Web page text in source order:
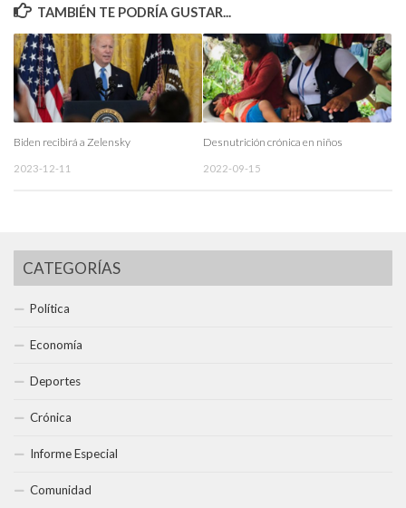
TAMBIÉN TE PODRÍA GUSTAR...
Biden recibirá a Zelensky
2023-12-11
Desnutrición crónica en niños
2022-09-15
CATEGORÍAS
Política
Economía
Deportes
Crónica
Informe Especial
Comunidad